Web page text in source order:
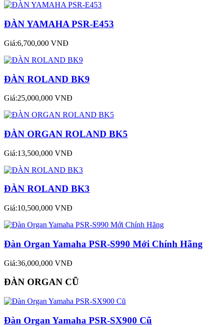
ĐÀN YAMAHA PSR-E453
Giá:6,700,000 VNĐ
ĐÀN ROLAND BK9
Giá:25,000,000 VNĐ
ĐÀN ORGAN ROLAND BK5
Giá:13,500,000 VNĐ
ĐÀN ROLAND BK3
Giá:10,500,000 VNĐ
Đàn Organ Yamaha PSR-S990 Mới Chính Hãng
Giá:36,000,000 VNĐ
ĐÀN ORGAN CŨ
Đàn Organ Yamaha PSR-SX900 Cũ